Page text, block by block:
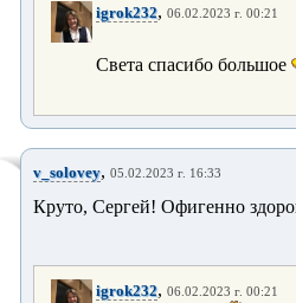
igrok232, 06.02.2023 г. 00:21
Света спасибо большое
v_solovey, 05.02.2023 г. 16:33
Круто, Сергей! Офигенно
igrok232, 06.02.2023 г. 00:21